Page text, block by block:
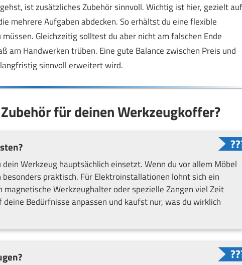
ist zusätzliches Zubehör sinnvoll. Wichtig ist hier, gezielt auf
mehrere Aufgaben abdecken. So erhältst du eine flexible
Gleichzeitig solltest du aber nicht am falschen Ende
am Handwerken trüben. Eine gute Balance zwischen Preis und
sinnvoll erweitert wird.
für deinen Werkzeugkoffer?
Werkzeug hauptsächlich einsetzt. Wenn du vor allem Möbel
praktisch. Für Elektroinstallationen lohnt sich ein
Werkzeughalter oder spezielle Zangen viel Zeit
Bedürfnisse anpassen und kaufst nur, was du wirklich